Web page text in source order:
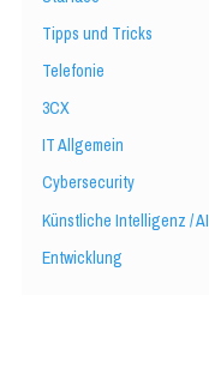
Tipps und Tricks
Telefonie
3CX
IT Allgemein
Cybersecurity
Künstliche Intelligenz / AI
Entwicklung